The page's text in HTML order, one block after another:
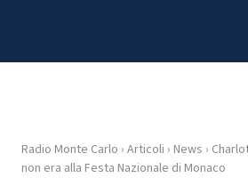
HOME
Radio Monte Carlo › Articoli › News ›
non era alla Festa Nazionale di Monaco